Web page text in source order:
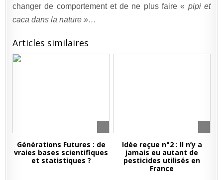
changer de comportement et de ne plus faire « pipi et
caca dans la nature »…
Articles similaires
Générations Futures : de
vraies bases scientifiques
et statistiques ?
Idée reçue n°2 : Il n’y a
jamais eu autant de
pesticides utilisés en
France